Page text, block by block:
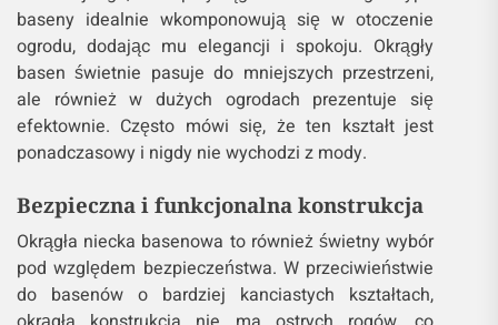
baseny idealnie wkomponowują się w otoczenie
ogrodu, dodając mu elegancji i spokoju. Okrągły
basen świetnie pasuje do mniejszych przestrzeni,
ale również w dużych ogrodach prezentuje się
efektownie. Często mówi się, że ten kształt jest
ponadczasowy i nigdy nie wychodzi z mody.
Bezpieczna i funkcjonalna konstrukcja
Okrągła niecka basenowa to również świetny wybór
pod względem bezpieczeństwa. W przeciwieństwie
do basenów o bardziej kanciastych kształtach,